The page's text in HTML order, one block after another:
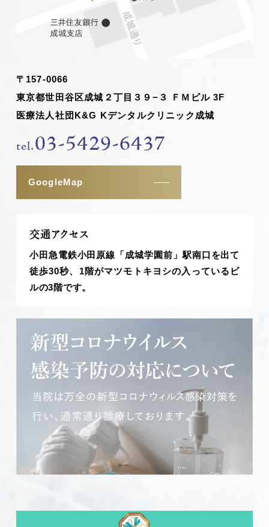
〒157-0066
東京都世田谷区成城２丁目３９−３ ＦＭビル 3F
医療法人社団K&G Kデンタルクリニック成城
tel.03-5429-6437
GoogleMap
交通アクセス
小田急電鉄小田原線「成城学園前」駅南口を出て
徒歩30秒、1階がマツモトキヨシの入っているビ
ルの3階です。